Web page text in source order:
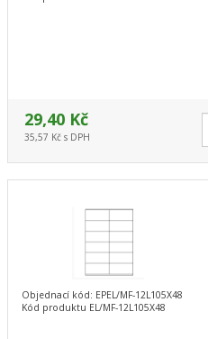
29,40 Kč
35,57 Kč s DPH
Objednací kód: EPEL/MF-12L105X48
Kód produktu EL/MF-12L105X48